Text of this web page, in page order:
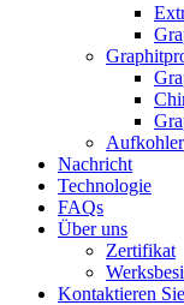
Aufkohler
Nachricht
Technologie
FAQs
Über uns
Zertifikat
Kontaktieren